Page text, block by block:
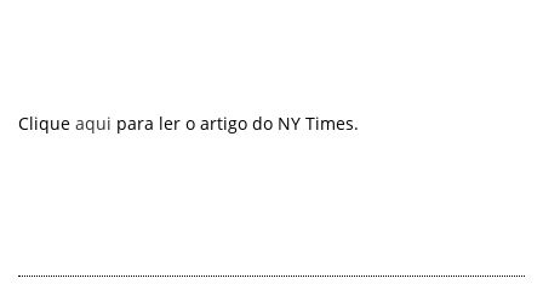
Clique aqui para ler o artigo do NY Times.